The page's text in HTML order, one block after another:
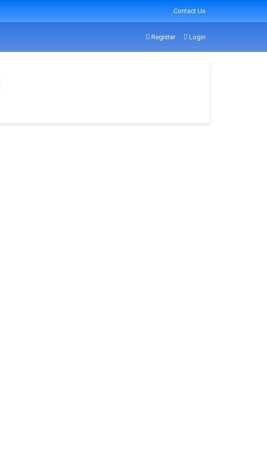
Contact Us
Register Login